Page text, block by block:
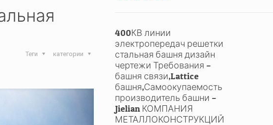
категории
Теги
400КВ линии
электропередач решетки
стальная башня дизайн
чертежи Требования –
башня связи,Lattice
башня,Самоокупаемость
производитель башни –
Jielian КОМПАНИЯ
МЕТАЛЛОКОНСТРУКЦИЙ